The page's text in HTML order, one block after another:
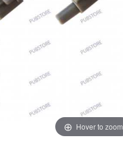
Hover to zoom